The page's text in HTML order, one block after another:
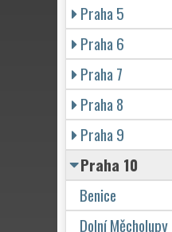
Praha 5
Praha 6
Praha 7
Praha 8
Praha 9
Praha 10
Benice
Dolní Měcholupy